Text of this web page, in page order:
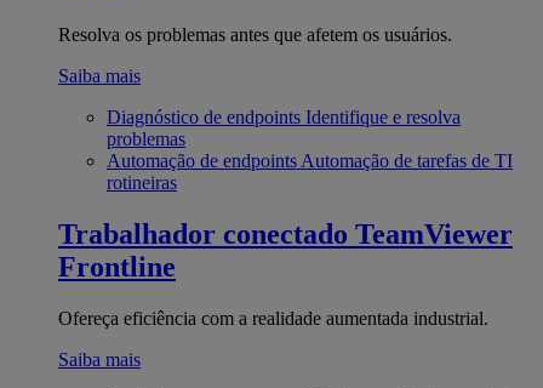
Resolva os problemas antes que afetem os usuários.
Saiba mais
Diagnóstico de endpoints Identifique e resolva
problemas
Automação de endpoints Automação de tarefas de TI
rotineiras
Trabalhador conectado TeamViewer
Frontline
Ofereça eficiência com a realidade aumentada industrial.
Saiba mais